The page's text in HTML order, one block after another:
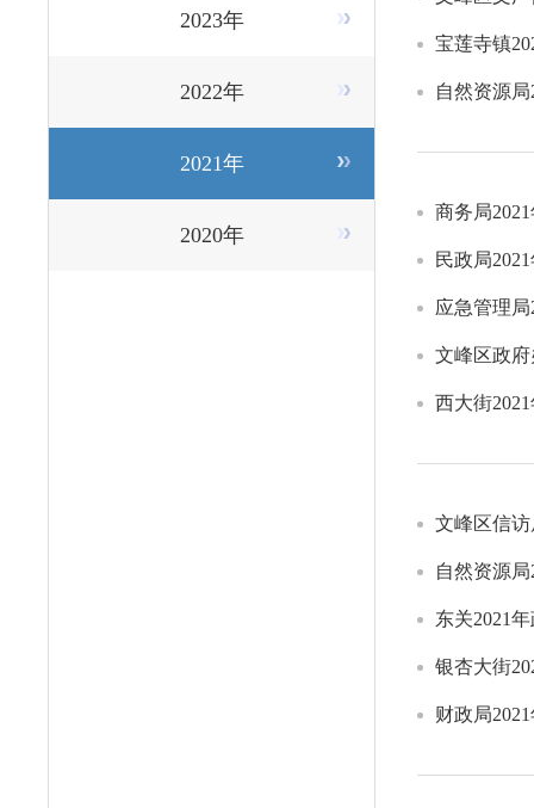
2023年
2022年
2021年
2020年
宝莲寺镇
自然资源
商务局
民政局
应急管理
文峰区政
西大街
文峰区信
自然资源
东关2021
银杏大街
财政局